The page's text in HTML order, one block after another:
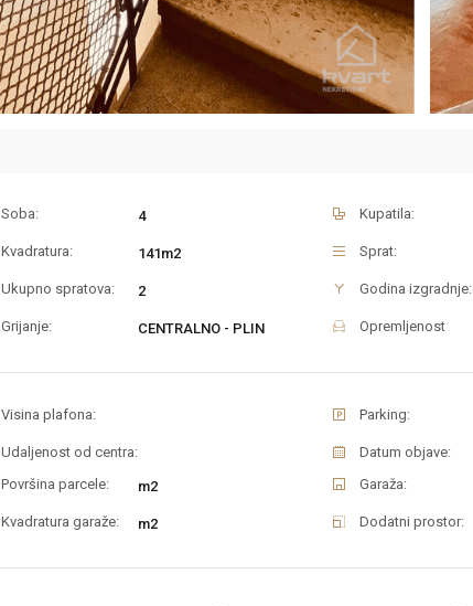
Soba: 4 Kupatila:
Kvadratura: 141m2 Sprat:
Ukupno spratova: 2 Godina izgradnje:
Grijanje: CENTRALNO - PLIN Opremljenost
Visina plafona: Parking:
Udaljenost od centra:
Datum objave:
Površina parcele:
m2 Garaža:
Kvadratura garaže: m2 Dodatni prostor: